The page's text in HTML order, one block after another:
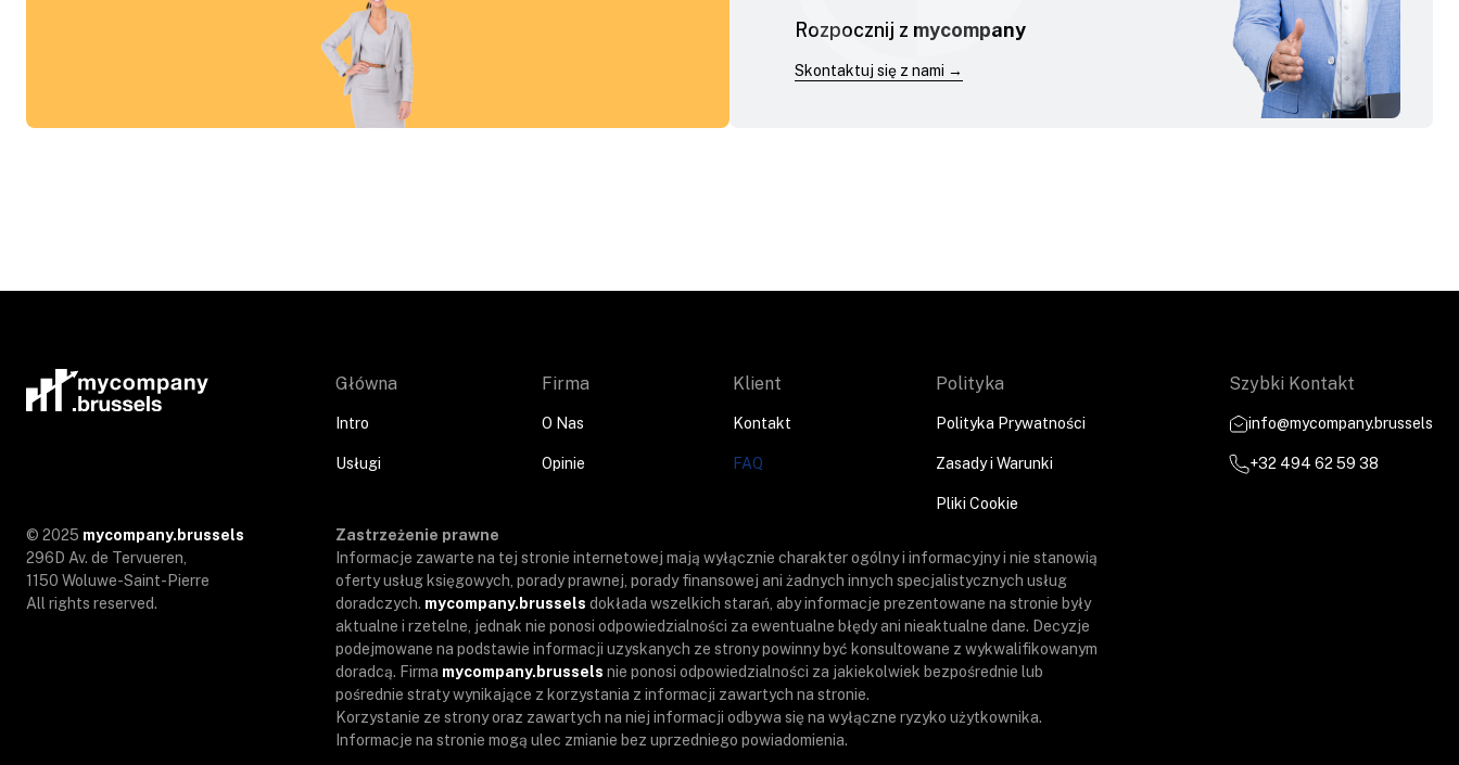
Rozpocznij z mycompany
Skontaktuj się z nami →
Główna
Intro
Usługi
Firma
O Nas
Opinie
Klient
Kontakt
FAQ
Polityka
Polityka Prywatności
Zasady i Warunki
Pliki Cookie
Szybki Kontakt
info@mycompany.brussels
+32 494 62 59 38
© 2025 mycompany.brussels
296D Av. de Tervueren,
1150 Woluwe-Saint-Pierre
All rights reserved.
Zastrzeżenie prawne
Informacje zawarte na tej stronie internetowej mają wyłącznie charakter ogólny i informacyjny i nie stanowią
oferty usług księgowych, porady prawnej, porady finansowej ani żadnych innych specjalistycznych usług
doradczych. mycompany.brussels dokłada wszelkich starań, aby informacje prezentowane na stronie były
aktualne i rzetelne, jednak nie ponosi odpowiedzialności za ewentualne błędy ani nieaktualne dane. Decyzje
podejmowane na podstawie informacji uzyskanych ze strony powinny być konsultowane z wykwalifikowanym
doradcą. Firma mycompany.brussels nie ponosi odpowiedzialności za jakiekolwiek bezpośrednie lub
pośrednie straty wynikające z korzystania z informacji zawartych na stronie.
Korzystanie ze strony oraz zawartych na niej informacji odbywa się na wyłączne ryzyko użytkownika.
Informacje na stronie mogą ulec zmianie bez uprzedniego powiadomienia.